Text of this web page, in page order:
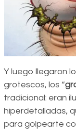
Y luego llegaron
grotescos, los “
tradicional: eran
hiperdetalladas,
para golpearte